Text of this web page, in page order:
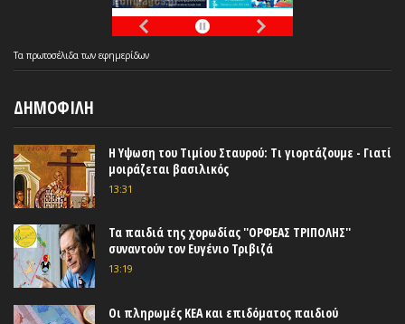
Τα πρωτοσέλιδατων εφημερίδων
ΔΗΜΟΦΙΛΗ
Η Υψωση του Τιμίου Σταυρού: Τι γιορτάζουμε - Γιατί
μοιράζεται βασιλικός
13:31
Τα παιδιά της χορωδίας ''ΟΡΦΕΑΣ ΤΡΙΠΟΛΗΣ''
συναντούν τον Ευγένιο Τριβιζά
13:19
Οι πληρωμές ΚΕΑ και επιδόματος παιδιού